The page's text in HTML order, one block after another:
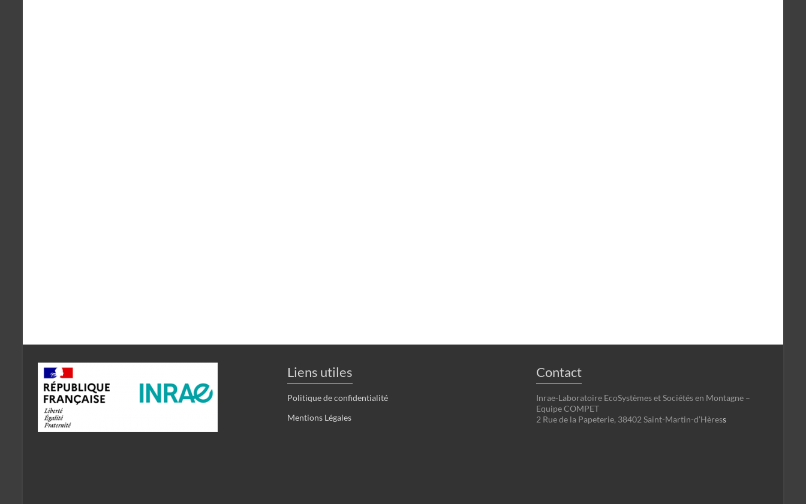
Liens utiles
Politique de confidentialité
Mentions Légales
Contact
Inrae-Laboratoire EcoSystèmes et Sociétés en Montagne –
Equipe COMPET
2 Rue de la Papeterie, 38402 Saint-Martin-d’Hèress